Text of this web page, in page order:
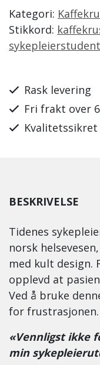
Kategori:
Stikkord:
sykepleierstudent
Rask levering
Fri frakt over
BESKRIVELSE
Tidenes
norsk
med kult design.
opplevd at
Ved å bruke
for frustrasjonen.
«Vennligst ikke
min